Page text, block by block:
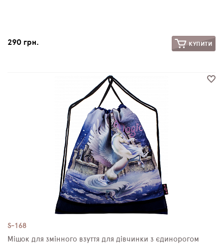
290 грн. КУПИТИ
S-168
Мішок для змінного взуття для дівчинки з єдинорогом